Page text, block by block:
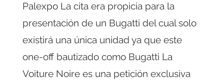
Palexpo La cita era propicia para la
presentación de un Bugatti del cual solo
existirá una única unidad ya que este
one-off bautizado como Bugatti La
Voiture Noire es una petición exclusiva